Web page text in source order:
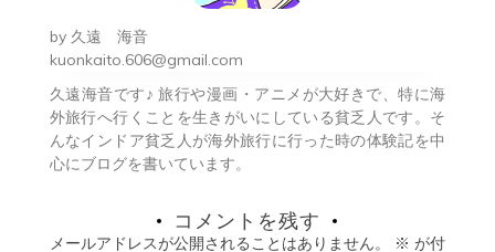
シ
ョ
ン
by 久遠 海音
kuonkaito.606@gmail.com
久遠海音です♪ 旅行や漫画・アニメが大好きで、特に海
外旅行へ行くことを生きがいにしている貧乏人です。そ
んなインドア貧乏人が海外旅行に行った時の体験記を中
心にブログを書いています。
コメントを残す
メールアドレスが公開されることはありません。 ※ が付